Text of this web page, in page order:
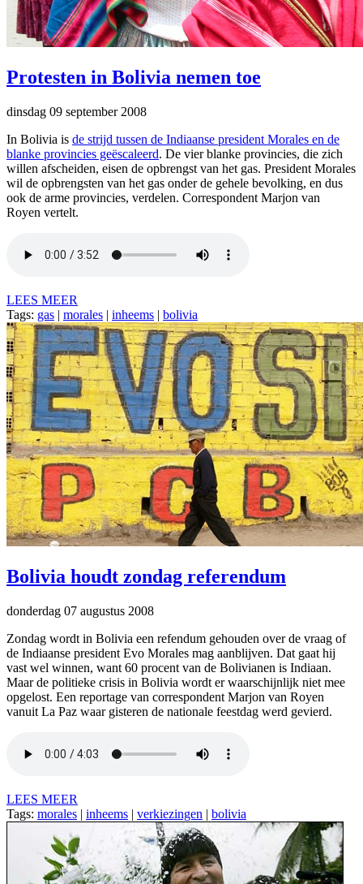
Protesten in Bolivia nemen toe
dinsdag 09 september 2008
In Bolivia is de strijd tussen de Indiaanse president Morales en de
blanke provincies geëscaleerd. De vier blanke provincies, die zich
willen afscheiden, eisen de opbrengst van het gas. President Morales
wil de opbrengsten van het gas onder de gehele bevolking, en dus
ook de arme provincies, verdelen. Correspondent Marjon van
Royen vertelt.
LEES MEER
Tags: gas | morales | inheems | bolivia
Bolivia houdt zondag referendum
donderdag 07 augustus 2008
Zondag wordt in Bolivia een refendum gehouden over de vraag of
de Indiaanse president Evo Morales mag aanblijven. Dat gaat hij
vast wel winnen, want 60 procent van de Bolivianen is Indiaan.
Maar de politieke crisis in Bolivia wordt er waarschijnlijk niet mee
opgelost. Een reportage van correspondent Marjon van Royen
vanuit La Paz waar gisteren de nationale feestdag werd gevierd.
LEES MEER
Tags: morales | inheems | verkiezingen | bolivia